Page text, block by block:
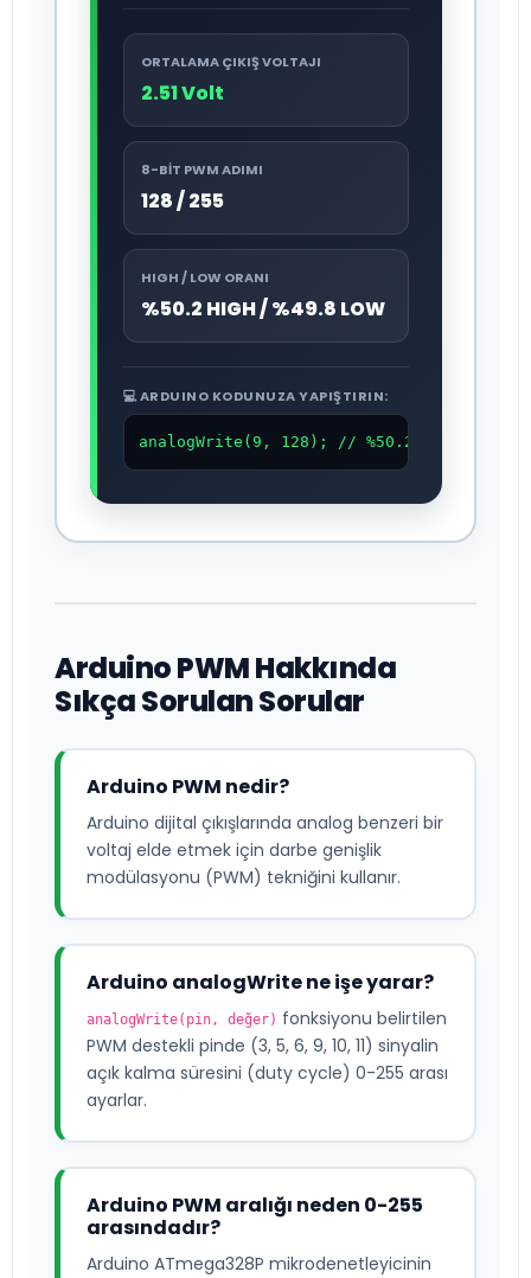
ORTALAMA ÇIKIŞ VOLTAJI
2.51 Volt
8-BIT PWM ADIMI
128 / 255
HIGH / LOW ORANI
%50.2 HIGH / %49.8 LOW
💻 ARDUINO KODUNUZA YAPIŞTIRIN:
analogWrite(9, 128); // %50.2 Duty
Arduino PWM Hakkında
Sıkça Sorulan Sorular
Arduino PWM nedir?
Arduino dijital çıkışlarında analog benzeri bir
voltaj elde etmek için darbe genişlik
modülasyonu (PWM) tekniğini kullanır.
Arduino analogWrite ne işe yarar?
analogWrite(pin, değer) fonksiyonu belirtilen
PWM destekli pinde (3, 5, 6, 9, 10, 11) sinyalin
açık kalma süresini (duty cycle) 0-255 arası
ayarlar.
Arduino PWM aralığı neden 0-255
arasındadır?
Arduino ATmega328P mikrodenetleyicinin